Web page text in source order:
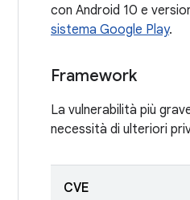
con Android 10 e
sistema Google Play.
Framework
La vulnerabilità più
necessità di ulteriori
CVE